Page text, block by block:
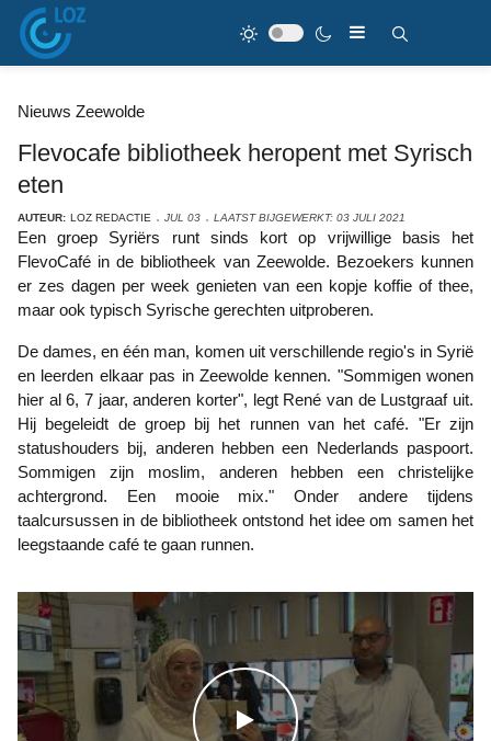
Nieuws Zeewolde
Flevocafe bibliotheek heropent met Syrisch
eten
AUTEUR: LOZ REDACTIE JUL 03 LAATST BIJGEWERKT: 03 JULI 2021
Een groep Syriërs runt sinds kort op vrijwillige basis het
FlevoCafé in de bibliotheek van Zeewolde. Bezoekers kunnen
er zes dagen per week genieten van een kopje koffie of thee,
maar ook typisch Syrische gerechten uitproberen.
De dames, en één man, komen uit verschillende regio's in Syrië
en leerden elkaar pas in Zeewolde kennen. "Sommigen wonen
hier al 6, 7 jaar, anderen korter", legt René van de Lustgraaf uit.
Hij begeleidt de groep bij het runnen van het café. "Er zijn
statushouders bij, anderen hebben een Nederlands paspoort.
Sommigen zijn moslim, anderen hebben een christelijke
achtergrond. Een mooie mix." Onder andere tijdens
taalcursussen in de bibliotheek ontstond het idee om samen het
leegstaande café te gaan runnen.
WATCH THE VIDEO